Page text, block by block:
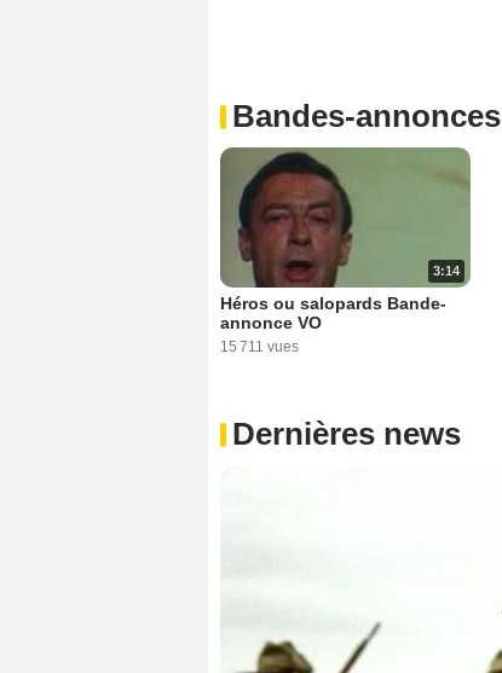
Bandes-annonces
3:14
Héros ou salopards Bande-
annonce VO
15 711 vues
Dernières news